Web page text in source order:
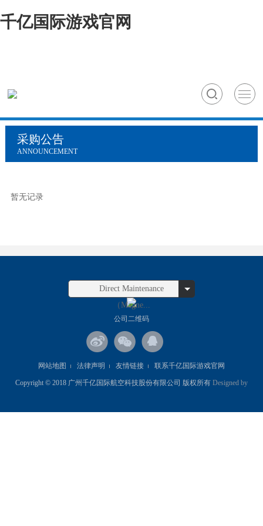
千亿国际游戏官网
采购公告
ANNOUNCEMENT
暂无记录
Direct Maintenance
（Magne...
公司二维码
网站地图 法律声明 友情链接 联系千亿国际游戏官网
Copyright © 2018 广州千亿国际航空科技股份有限公司 版权所有 Designed by